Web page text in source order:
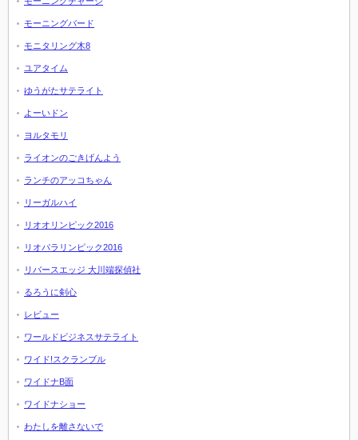
モーニングバード
モニタリング木8
ユアタイム
ゆうがたサテライト
よーいドン
ヨルタモリ
ライオンのごきげんよう
ランチのアッコちゃん
リーガルハイ
リオオリンピック2016
リオパラリンピック2016
リバースエッジ 大川端探偵社
るろうに剣心
レビュー
ワールドビジネスサテライト
ワイド!スクランブル
ワイドナB面
ワイドナショー
わたしを離さないで